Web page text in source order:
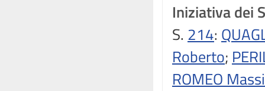
Iniziativa dei
S. 214:
Roberto;
ROMEO